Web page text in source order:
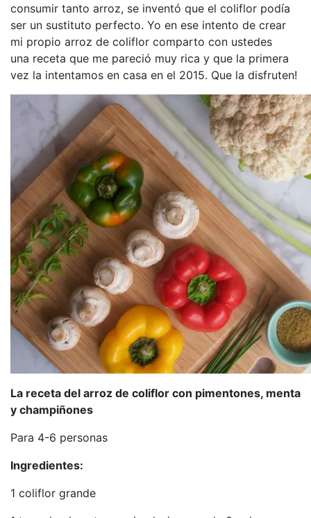
consumir tanto arroz, se inventó que el coliflor podía
ser un sustituto perfecto. Yo en ese intento de crear
mi propio arroz de coliflor comparto con ustedes
una receta que me pareció muy rica y que la primera
vez la intentamos en casa en el 2015. Que la disfruten!
La receta del arroz de coliflor con pimentones, menta
y champiñones
Para 4-6 personas
Ingredientes:
1 coliflor grande